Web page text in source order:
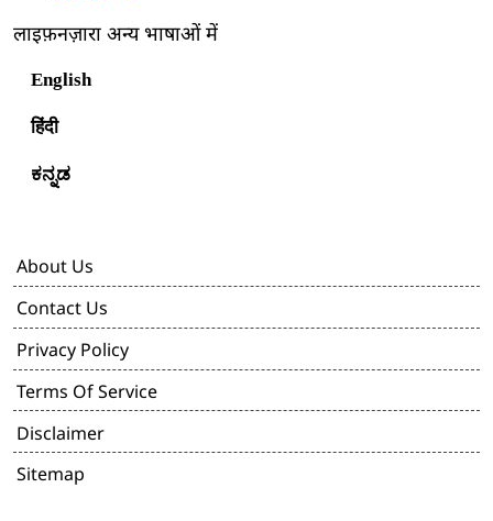
लाइफ़नज़ारा अन्य भाषाओं में
English
हिंदी
ಕನ್ನಡ
About Us
Contact Us
Privacy Policy
Terms Of Service
Disclaimer
Sitemap